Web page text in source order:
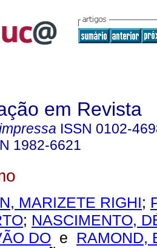
em Revista
ISSN 0102-
1982-6621
MARIZETE RIGHI;
; NASCIMENTO,
DO e RAMOND,